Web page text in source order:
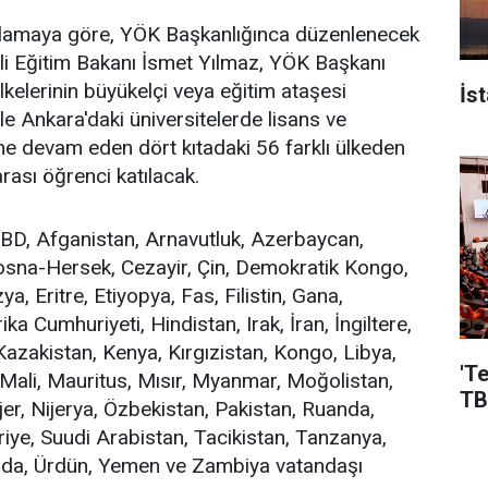
göre, YÖK Başkanlığınca düzenlenecek
Bakanı İsmet Yılmaz, YÖK Başkanı
büyükelçi veya eğitim ataşesi
Ankara'daki üniversitelerde lisans ve
devam eden dört kıtadaki 56 farklı ülkeden
öğrenci katılacak.
Afganistan, Arnavutluk, Azerbaycan,
Hersek, Cezayir, Çin, Demokratik Kongo,
Eritre, Etiyopya, Fas, Filistin, Gana,
Cumhuriyeti, Hindistan, Irak, İran, İngiltere,
Kenya, Kırgızistan, Kongo, Libya,
Mauritus, Mısır, Myanmar, Moğolistan,
Nijerya, Özbekistan, Pakistan, Ruanda,
Suudi Arabistan, Tacikistan, Tanzanya,
Ürdün, Yemen ve Zambiya vatandaşı